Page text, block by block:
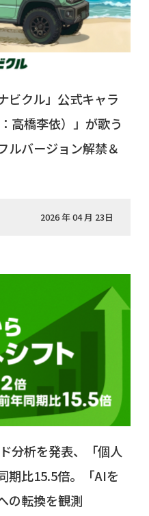
ビクル」公式キャラ
高橋李依）」が歌う
ルバージョン解禁＆
2026 年 04 月 23日
分析を発表、「個人
期比15.5倍。「AIを
の転換を観測